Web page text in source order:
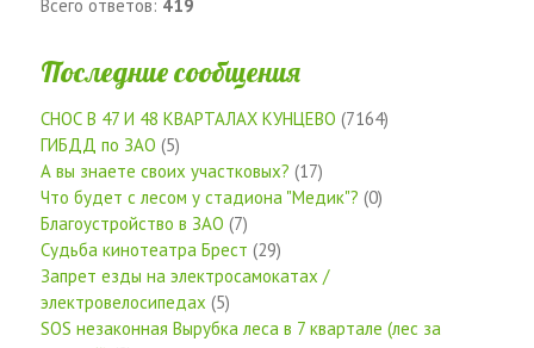
Всего ответов: 419
Последние сообщения
СНОС В 47 И 48 КВАРТАЛАХ КУНЦЕВО (7164)
ГИБДД по ЗАО (5)
А вы знаете своих участковых? (17)
Что будет с лесом у стадиона "Медик"? (0)
Благоустройство в ЗАО (7)
Судьба кинотеатра Брест (29)
Запрет езды на электросамокатах /
электровелосипедах (5)
SOS незаконная Вырубка леса в 7 квартале (лес за